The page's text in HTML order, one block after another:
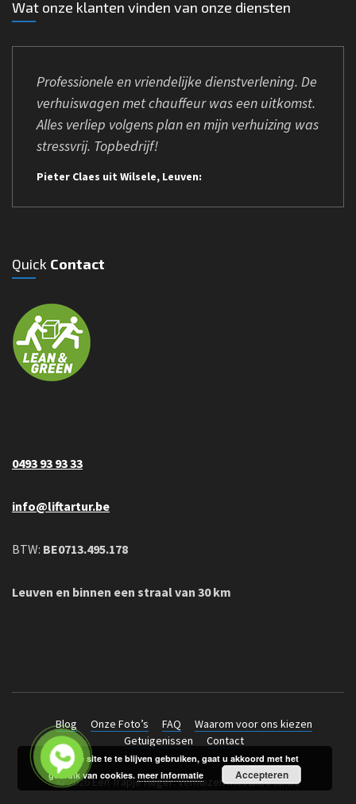
Wat onze klanten vinden van onze diensten
Professionele en vriendelijke dienstverlening. De
verhuiswagen met chauffeur was een uitkomst.
Alles verliep volgens plan en mijn verhuizing was
stressvrij. Topbedrijf!
Pieter Claes uit Wilsele, Leuven:
Quick Contact
0493 93 93 33
info@liftartur.be
BTW: BE0713.495.178
Leuven en binnen een straal van 30 km
Blog Onze Foto’s FAQ
Waarom voor ons kiezen
Getuigenissen
Contact
© 2026 Een Trapje Hoger: Verhuizen met LiftArtur.be
Door de site te te blijven gebruiken, gaat u akkoord met het
gebruik van cookies.meer informatie Accepteren